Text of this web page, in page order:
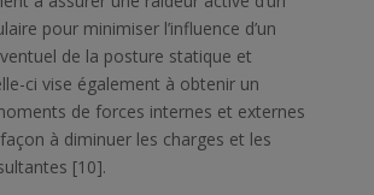
pour minimiser l’influence d’un
de la posture statique et
ci vise également à obtenir un
de forces internes et externes
à diminuer les charges et les
[10].